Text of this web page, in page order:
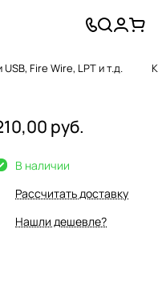
Fire Wire, LPT и т.д.
руб.
В наличии
Рассчитать доставку
Нашли дешевле?